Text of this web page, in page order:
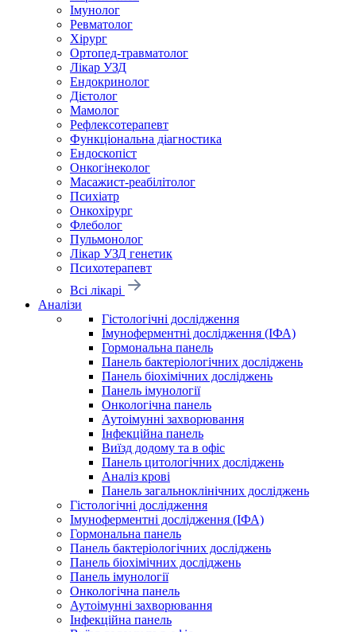
Імунолог
Ревматолог
Хірург
Ортопед-травматолог
Лікар УЗД
Ендокринолог
Дієтолог
Мамолог
Рефлексотерапевт
Функціональна діагностика
Ендоскопіст
Онкогінеколог
Масажист-реабілітолог
Психіатр
Онкохірург
Флеболог
Пульмонолог
Лікар УЗД генетик
Психотерапевт
Всі лікарі
Аналізи
Гістологічні дослідження
Імуноферментні дослідження (ІФА)
Гормональна панель
Панель бактеріологічних досліджень
Панель біохімічних досліджень
Панель імунології
Онкологічна панель
Аутоімунні захворювання
Інфекційна панель
Виїзд додому та в офіс
Панель цитологічних досліджень
Аналіз крові
Панель загальноклінічних досліджень
Гістологічні дослідження
Імуноферментні дослідження (ІФА)
Гормональна панель
Панель бактеріологічних досліджень
Панель біохімічних досліджень
Панель імунології
Онкологічна панель
Аутоімунні захворювання
Інфекційна панель